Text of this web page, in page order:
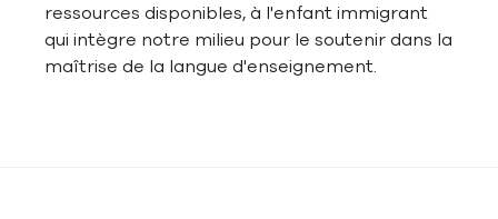
ressources disponibles, à l'enfant immigrant
qui intègre notre milieu pour le soutenir dans la
maîtrise de la langue d'enseignement.